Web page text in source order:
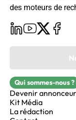
des moteurs de
Qui sommes-nous ?
Devenir annonceur
Kit Média
La rédaction